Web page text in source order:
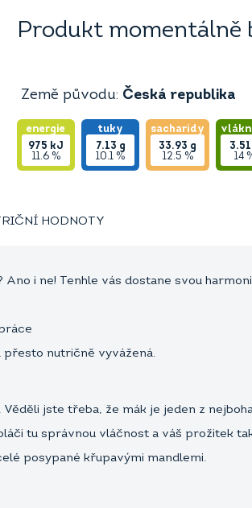
Produkt momentálně
Země původu: Česká republika
energie
975 kJ
11.6 %
tuky
7.13 g
10.1 %
sacharidy
33.93 g
12.5 %
3.51
14
HODNOTY
i ne! Tenhle vás dostane svou
přesto nutričně vyvážená.
jste třeba, že mák je jeden z
tu správnou vláčnost a váš prožitek
posypané křupavými mandlemi.